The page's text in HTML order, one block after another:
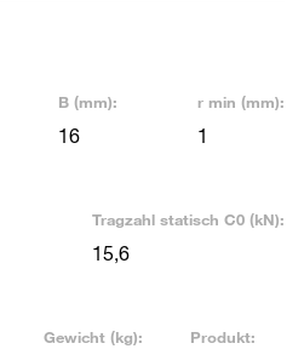
B (mm):
16
r min (mm):
1
Tragzahl statisch C0 (kN):
15,6
Gewicht (kg): Produkt: